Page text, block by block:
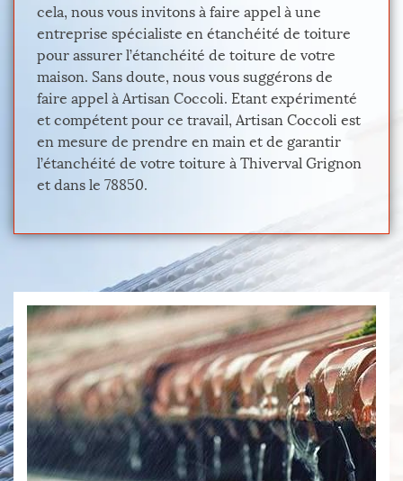
cela, nous vous invitons à faire appel à une
entreprise spécialiste en étanchéité de toiture
pour assurer l’étanchéité de toiture de votre
maison. Sans doute, nous vous suggérons de
faire appel à Artisan Coccoli. Etant expérimenté
et compétent pour ce travail, Artisan Coccoli est
en mesure de prendre en main et de garantir
l’étanchéité de votre toiture à Thiverval Grignon
et dans le 78850.